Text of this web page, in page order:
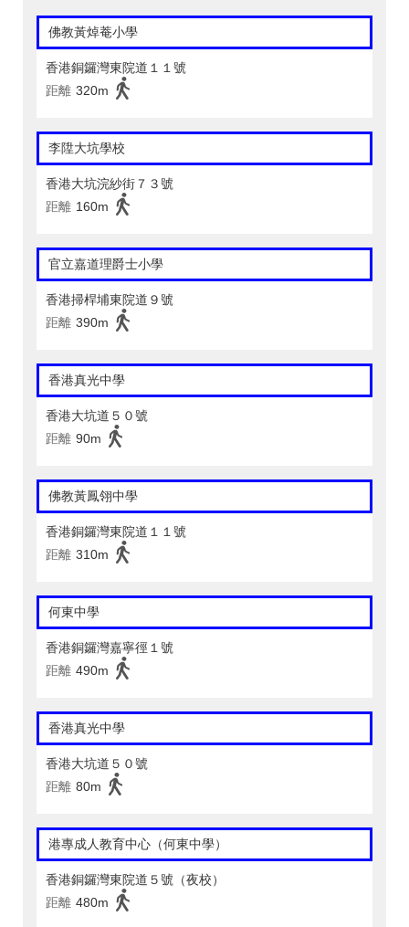
佛教黃焯菴小學
香港銅鑼灣東院道１１號
距離 320m
李陞大坑學校
香港大坑浣紗街７３號
距離 160m
官立嘉道理爵士小學
香港掃桿埔東院道９號
距離 390m
香港真光中學
香港大坑道５０號
距離 90m
佛教黃鳳翎中學
香港銅鑼灣東院道１１號
距離 310m
何東中學
香港銅鑼灣嘉寧徑１號
距離 490m
香港真光中學
香港大坑道５０號
距離 80m
港專成人教育中心（何東中學）
香港銅鑼灣東院道５號（夜校）
距離 480m